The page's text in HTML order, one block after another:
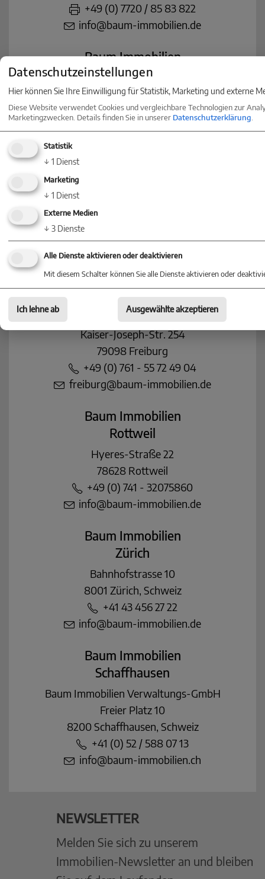
+49 (0) 7720 / 85 83 822
info@baum-immobilien.de
Baum Immobilien
Konstanz
Markgrafenstraße 30
78467 Konstanz
+49 (0) 75 31 - 28 46 78 0
konstanz@baum-immobilien.de
Königstraße 35
Baum Immobilien
Freiburg
Kaiser-Joseph-Str. 254
79098 Freiburg
+49 (0) 761 - 55 72 49 04
freiburg@baum-immobilien.de
Baum Immobilien
Rottweil
Hyeres-Straße 22
78628 Rottweil
+49 (0) 741 - 32075860
info@baum-immobilien.de
Baum Immobilien
Zürich
Bahnhofstrasse 10
8001 Zürich, Schweiz
+41 43 456 27 22
info@baum-immobilien.de
Baum Immobilien
Schaffhausen
Baum Immobilien Verwaltungs-GmbH
Freier Platz 10
8200 Schaffhausen, Schweiz
+41 (0) 52 / 588 07 13
info@baum-immobilien.ch
NEWSLETTER
Melden Sie sich zu unserem
Immobilien-Newsletter an und bleiben
Datenschutzeinstellungen
Hier können Sie Ihre Einwilligung für Statistik, Marketing und externe
Diese Website verwendet Cookies und vergleichbare Technologien zur
Marketingzwecken. Details finden Sie in unserer Datenschutzerklärung
Statistik
↓ 1 Dienst
Marketing
↓ 1 Dienst
Externe Medien
↓ 3 Dienste
Alle Dienste aktivieren oder deaktivieren
Mit diesem Schalter können Sie alle Dienste aktivieren oder
Ich lehne ab Ausgewählte akzeptieren